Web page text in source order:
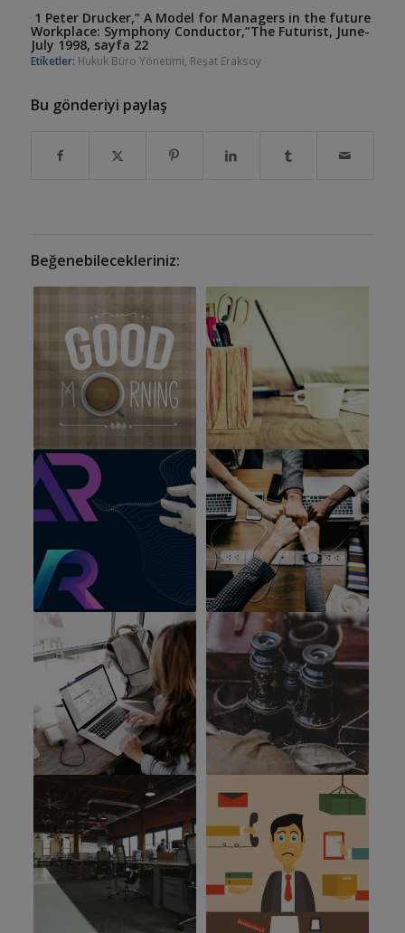
1 Peter Drucker,” A Model for Managers in the future
Workplace: Symphony Conductor,”The Futurist, June-
July 1998, sayfa 22
Etiketler: Hukuk Büro Yönetimi, Reşat Eraksoy
Bu gönderiyi paylaş
Beğenebilecekleriniz: